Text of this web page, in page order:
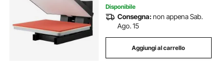
Disponibile
Consegna:non appena Sab.
Ago. 15
Aggiungi al carrello